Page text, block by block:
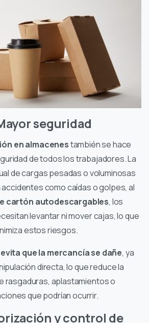
seguridad
en almacenestambién se hace
de todos los trabajadores. La
de cargas pesadas o voluminosas
como caídas o golpes, al
cartón autodescargables, los
levantar ni mover cajas, lo que
estos riesgos.
evita que la mercancía se dañe, ya
directa, lo que reduce la
rasgaduras, aplastamientos o
que podrían ocurrir.
y control de